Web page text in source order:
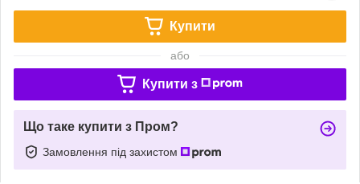
Купити
або
Купити з
Що таке купити з Пром?
Замовлення під захистом